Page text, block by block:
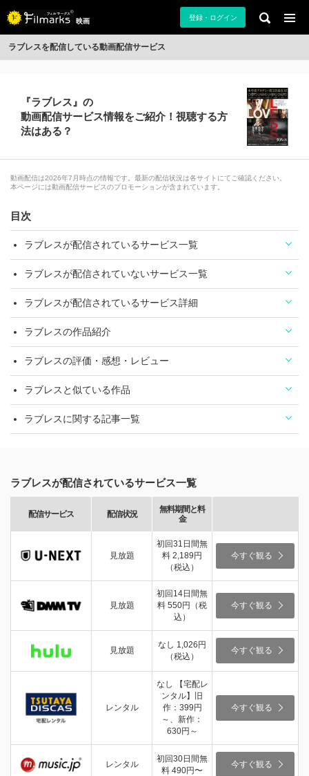
映画 登録・ログイン
ラブレスを配信している動画配信サービス
『ラブレス』の
動画配信サービス情報をご紹介！視聴する方
法はある？
動画配信は2026年7月時点の情報です。最新の配信状況は各サイトにてご確認ください。
本ページには動画配信サービスのプロモーションが含まれています。
目次
ラブレスが配信されているサービス一覧
ラブレスが配信されていないサービス一覧
ラブレスが配信されているサービス詳細
ラブレスの作品紹介
ラブレスの評価・感想・レビュー
ラブレスと似ている作品
ラブレスに関する記事一覧
ラブレスが配信されているサービス一覧
配信サービス 配信状況
無料期間と料
金
見放題
初回31日間無
料 2,189円
（税込）
今すぐ観る
見放題
初回14日間無
料 550円（税
込）
今すぐ観る
見放題
なし 1,026円
（税込）
今すぐ観る
レンタル
なし 【宅配レ
ンタル】旧
作：399円
～、新作：
630円～
今すぐ観る
レンタル
初回30日間無
料 490円〜
今すぐ観る